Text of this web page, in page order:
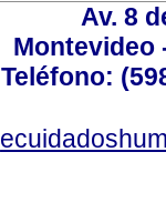
Av. 8
Montevideo
Teléfono: